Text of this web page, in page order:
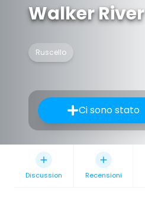
Walker River
Ruscello
Ci sono stato
Discussion Recensioni